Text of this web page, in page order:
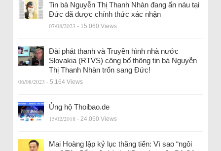
Tin bà Nguyễn Thị Thanh Nhàn đang ẩn náu tại
Đức đã được chính thức xác nhận
07/08/2023 - 15.060 Views
Đài phát thanh và Truyền hình nhà nước
Slovakia (RTVS) công bố thông tin bà Nguyễn
Thị Thanh Nhàn trốn sang Đức!
06/08/2023 - 5.164 Views
Ủng hộ Thoibao.de
15/02/2018 - 24.050 Views
Mai Hoàng lập kỷ lục thăng tiến: Vì sao “ngôi